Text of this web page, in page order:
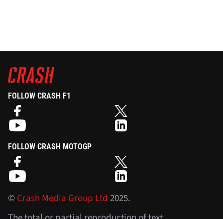
FOLLOW CRASH F1
FOLLOW CRASH MOTOGP
©Crash Media Group Ltd 2025.